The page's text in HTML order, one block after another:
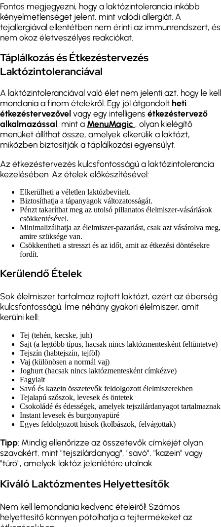
Fontos megjegyezni, hogy a laktózintolerancia inkább
kényelmetlenséget jelent, mint valódi allergiát. A
tejallergiával ellentétben nem érinti az immunrendszert, és
nem okoz életveszélyes reakciókat.
Táplálkozás és Étkezéstervezés
Laktózintoleranciával
A laktózintoleranciával való élet nem jelenti azt, hogy le kell
mondania a finom ételekről. Egy jól átgondolt heti
étkezéstervezővelvagy egy intelligens étkezéstervező
alkalmazással, mint a MenuMagic , olyan kielégítő
menüket állíthat össze, amelyek elkerülik a laktózt,
miközben biztosítják a táplálkozási egyensúlyt.
Az étkezéstervezés kulcsfontosságú a laktózintolerancia
kezelésében. Az ételek előkészítésével:
Elkerülheti a véletlen laktózbevitelt.
Biztosíthatja a tápanyagok változatosságát.
Pénzt takaríthat meg az utolsó pillanatos élelmiszer-vásárlások
csökkentésével.
Minimalizálhatja az élelmiszer-pazarlást, csak azt vásárolva meg,
amire szüksége van.
Csökkentheti a stresszt és az időt, amit az étkezési döntésekre
fordít.
Kerülendő Ételek
Sok élelmiszer tartalmaz rejtett laktózt, ezért az éberség
kulcsfontosságú. Íme néhány gyakori élelmiszer, amit
kerülni kell:
Tej (tehén, kecske, juh)
Sajt (a legtöbb típus, hacsak nincs laktózmentesként feltüntetve)
Tejszín (habtejszín, tejföl)
Vaj (különösen a normál vaj)
Joghurt (hacsak nincs laktózmentesként címkézve)
Fagylalt
Savó és kazein összetevők feldolgozott élelmiszerekben
Tejalapú szószok, levesek és öntetek
Csokoládé és édességek, amelyek tejszilárdanyagot tartalmaznak
Instant levesek és burgonyapüré
Egyes feldolgozott húsok (kolbászok, felvágottak)
Tipp: Mindig ellenőrizze az összetevők címkéjét olyan
szavakért, mint "tejszilárdanyag", "savó", "kazein" vagy
"túró", amelyek laktóz jelenlétére utalnak.
Kiváló Laktózmentes Helyettesítők
Nem kell lemondania kedvenc ételeiről! Számos
helyettesítő könnyen pótolhatja a tejtermékeket az